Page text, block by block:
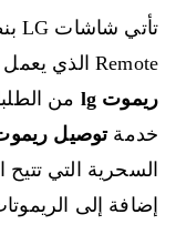
Remote الذي يعمل بالإشارة والحركة، ما يجعل طلب
ريموت lg
من
خدمةتوصيل
السحرية التي
إضافة إلى